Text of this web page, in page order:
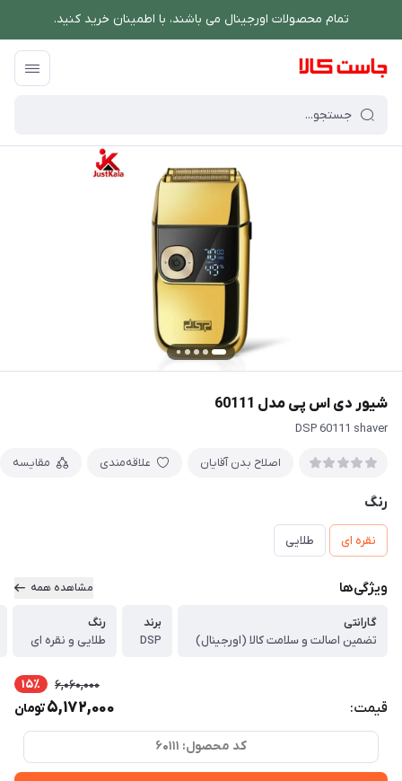
تمام محصولات اورجینال می باشند، با اطمینان خرید کنید.
فروشگاه اینترنتی جاست کالا
شیور دی اس پی مدل 60111
DSP 60111 shaver
اصلاح بدن آقایان علاقه‌مندی مقایسه
رنگ
نقره ای طلایی
ویژگی‌ها مشاهده همه
گارانتی
تضمین اصالت و سلامت کالا (اورجینال)
برند
DSP
رنگ
طلایی و نقره ای
قیمت:
6,060,000 15٪
5,172,000تومان
کد محصول: 60111